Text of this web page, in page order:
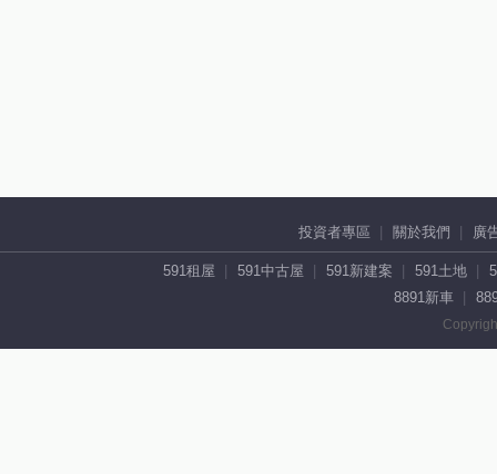
投資者專區 關於我們 廣
591租屋 591中古屋 591新建案 591土地
8891新車